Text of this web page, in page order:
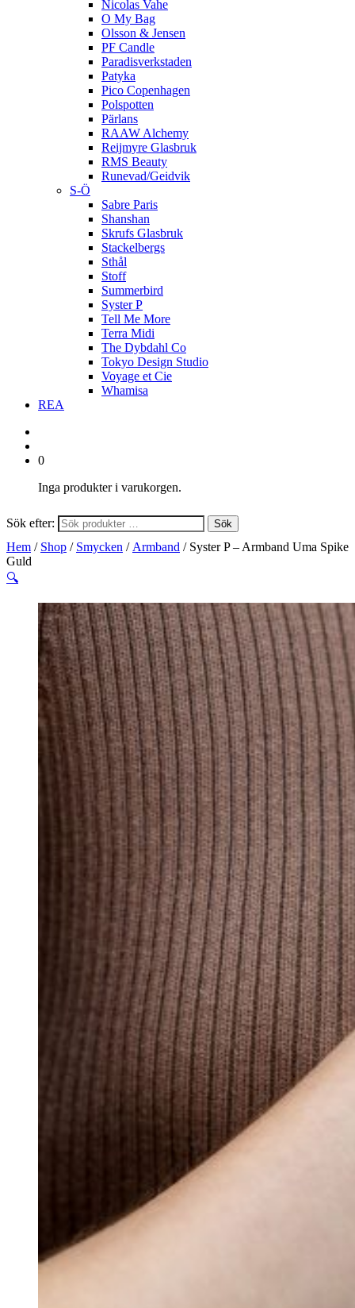
Nicolas Vahe
O My Bag
Olsson & Jensen
PF Candle
Paradisverkstaden
Patyka
Pico Copenhagen
Polspotten
Pärlans
RAAW Alchemy
Reijmyre Glasbruk
RMS Beauty
Runevad/Geidvik
S-Ö
Sabre Paris
Shanshan
Skrufs Glasbruk
Stackelbergs
Sthål
Stoff
Summerbird
Syster P
Tell Me More
Terra Midi
The Dybdahl Co
Tokyo Design Studio
Voyage et Cie
Whamisa
REA
0
Inga produkter i varukorgen.
Sök efter: Sök
Hem / Shop / Smycken / Armband / Syster P – Armband Uma Spike
Guld
🔍